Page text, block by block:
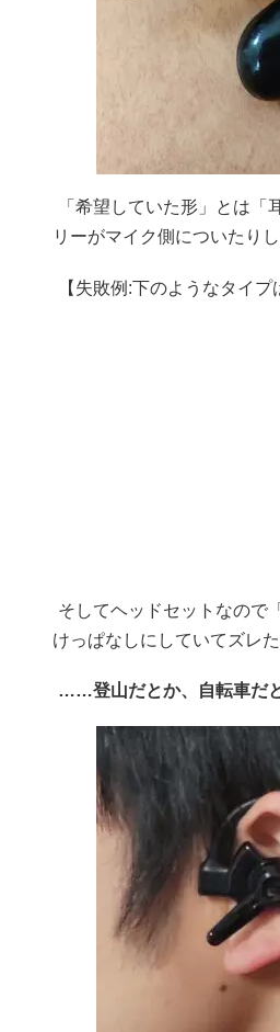
「希望していた形」とは
リーがマイク側についたり
【失敗例:下のようなタイ
そしてヘッドセットなので
けっぱなしにしていてズレ
……登山だとか、自転車だ